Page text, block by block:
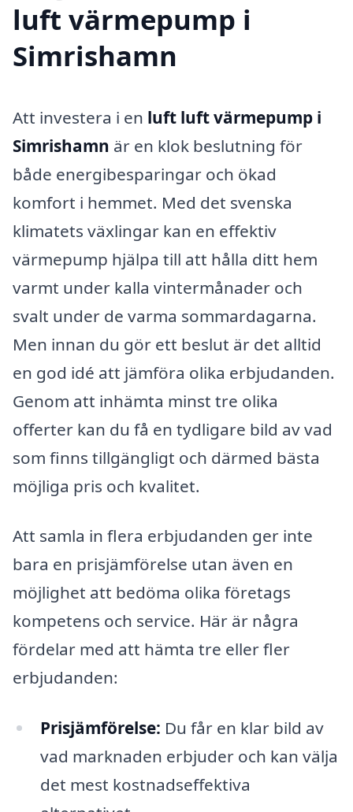
luft värmepump i
Simrishamn
Att investera i en luft luft värmepump i
Simrishamn är en klok beslutning för
både energibesparingar och ökad
komfort i hemmet. Med det svenska
klimatets växlingar kan en effektiv
värmepump hjälpa till att hålla ditt hem
varmt under kalla vintermånader och
svalt under de varma sommardagarna.
Men innan du gör ett beslut är det alltid
en god idé att jämföra olika erbjudanden.
Genom att inhämta minst tre olika
offerter kan du få en tydligare bild av vad
som finns tillgängligt och därmed bästa
möjliga pris och kvalitet.
Att samla in flera erbjudanden ger inte
bara en prisjämförelse utan även en
möjlighet att bedöma olika företags
kompetens och service. Här är några
fördelar med att hämta tre eller fler
erbjudanden:
Prisjämförelse: Du får en klar bild av
vad marknaden erbjuder och kan välja
det mest kostnadseffektiva